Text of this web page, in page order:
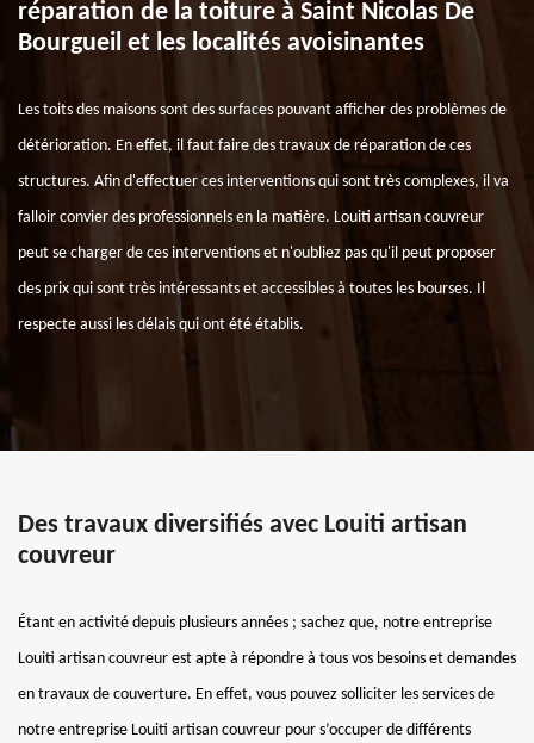
réparation de la toiture à Saint Nicolas De
Bourgueil et les localités avoisinantes
Les toits des maisons sont des surfaces pouvant afficher des problèmes de
détérioration. En effet, il faut faire des travaux de réparation de ces
structures. Afin d'effectuer ces interventions qui sont très complexes, il va
falloir convier des professionnels en la matière. Louiti artisan couvreur
peut se charger de ces interventions et n'oubliez pas qu'il peut proposer
des prix qui sont très intéressants et accessibles à toutes les bourses. Il
respecte aussi les délais qui ont été établis.
Des travaux diversifiés avec Louiti artisan
couvreur
Étant en activité depuis plusieurs années ; sachez que, notre entreprise
Louiti artisan couvreur est apte à répondre à tous vos besoins et demandes
en travaux de couverture. En effet, vous pouvez solliciter les services de
notre entreprise Louiti artisan couvreur pour s’occuper de différents